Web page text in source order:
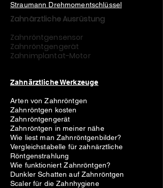
Straumann Drehmomentschlüssel
Zahnärztliche Ausrüstung
Zahnröntgensensor
Zahnröntgengerät
Zahnimplantat-Motor
Zahnärztliche Werkzeuge
Arten von Zahnröntgen
Zahnröntgen kosten
Zahnröntgengerät
Zahnröntgen in meiner nähe
Wie liest man Zahnröntgenbilder?
Vergleichstabelle für zahnärztliche
Röntgenstrahlung
Wie funktioniert Zahnröntgen?
Dunkler Schatten auf Zahnröntgen
Scaler für die Zahnhygiene